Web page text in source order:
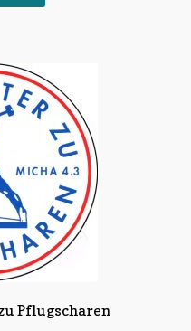
Pflugscharen